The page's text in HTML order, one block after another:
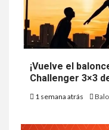
¡Vuelve el
Challenger 3×3
1 semana atrás